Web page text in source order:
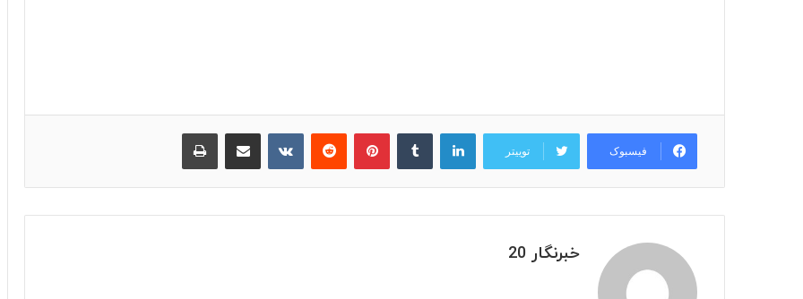
فیسبوک توییتر
لینکدین پینترست ‫رددیت
خبرنگار 20